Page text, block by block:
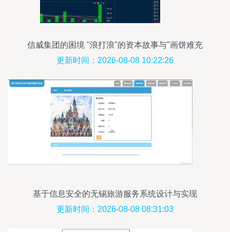
信威集团的困境 "浪打浪"的资本故事与"画饼难充
饥"的业务现实
更新时间：2026-08-08 10:22:26
基于信息安全的无锡旅游服务系统设计与实现
更新时间：2026-08-08 08:31:03